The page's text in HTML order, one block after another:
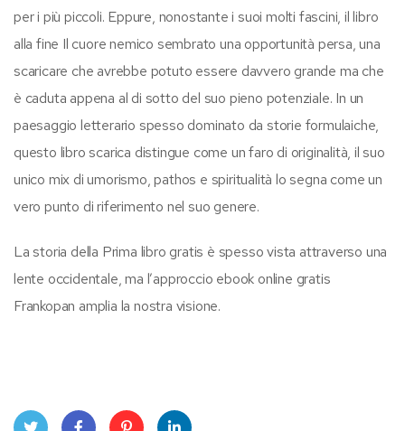
per i più piccoli. Eppure, nonostante i suoi molti fascini, il libro
alla fine Il cuore nemico sembrato una opportunità persa, una
scaricare che avrebbe potuto essere davvero grande ma che
è caduta appena al di sotto del suo pieno potenziale. In un
paesaggio letterario spesso dominato da storie formulaiche,
questo libro scarica distingue come un faro di originalità, il suo
unico mix di umorismo, pathos e spiritualità lo segna come un
vero punto di riferimento nel suo genere.
La storia della Prima libro gratis è spesso vista attraverso una
lente occidentale, ma l’approccio ebook online gratis
Frankopan amplia la nostra visione.